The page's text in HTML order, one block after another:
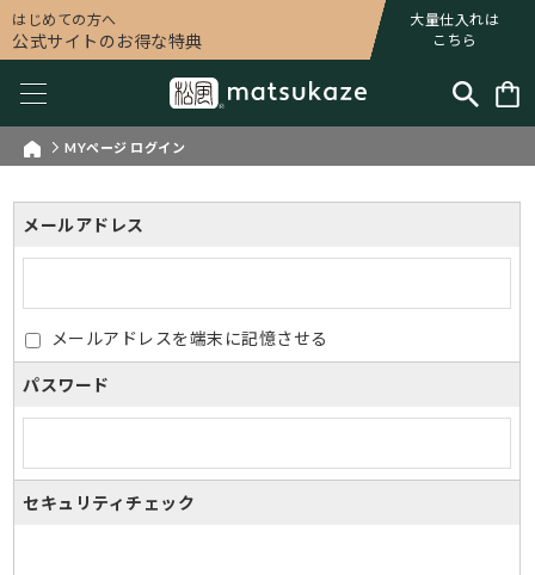
はじめての方へ
公式サイトのお得な特典
大量仕入れは
こちら
MYページ ログイン
メールアドレス
メールアドレスを端末に記憶させる
パスワード
セキュリティチェック